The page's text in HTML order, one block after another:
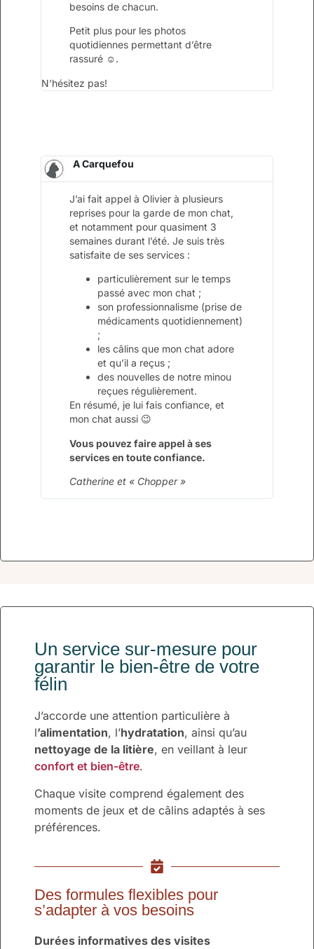
besoins de chacun.
Petit plus pour les photos
quotidiennes permettant d’être
rassuré ☺️.
N’hésitez pas!
A Carquefou
J’ai fait appel à Olivier à plusieurs
reprises pour la garde de mon chat,
et notamment pour quasiment 3
semaines durant l’été. Je suis très
satisfaite de ses services :
particulièrement sur le temps
passé avec mon chat ;
son professionnalisme (prise de
médicaments quotidiennement)
;
les câlins que mon chat adore
et qu’il a reçus ;
des nouvelles de notre minou
reçues régulièrement.
En résumé, je lui fais confiance, et
mon chat aussi 😉
Vous pouvez faire appel à ses
services en toute confiance.
Catherine et « Chopper »
Un service sur-mesure pour
garantir le bien-être de votre
félin
J’accorde une attention particulière à
l’alimentation, l’hydratation, ainsi qu’au
nettoyage de la litière, en veillant à leur
confort et bien-être.
Chaque visite comprend également des
moments de jeux et de câlins adaptés à ses
préférences.
Des formules flexibles pour
s’adapter à vos besoins
Durées informatives des visites